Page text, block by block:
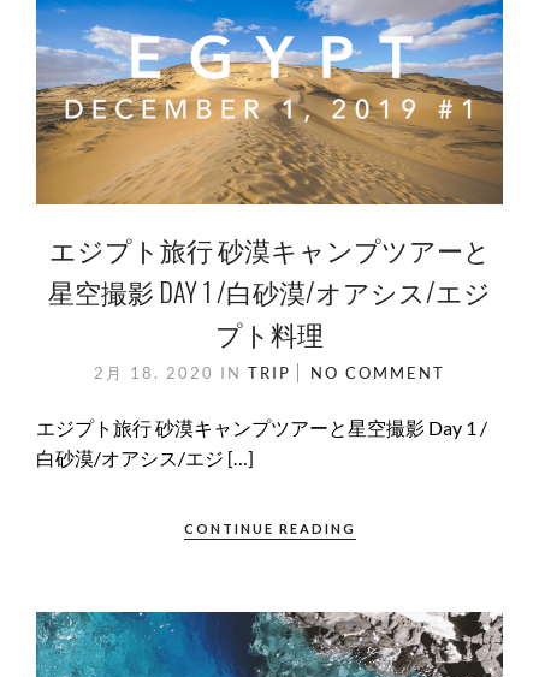
エジプト旅行 砂漠キャンプツアーと
星空撮影 DAY 1 /白砂漠/オアシス/エジ
プト料理
2月 18. 2020 IN TRIP NO COMMENT
エジプト旅行 砂漠キャンプツアーと星空撮影 Day 1 /
白砂漠/オアシス/エジ […]
CONTINUE READING